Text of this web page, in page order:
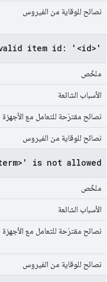
نصائح للوقاية من الفيروس
item id: '<id>'
ملخّص
الأسباب الشائعة
نصائح مقترَحة للتعامل مع الأجهزة
نصائح للوقاية من الفيروس
is not allowed
ملخّص
الأسباب الشائعة
نصائح مقترَحة للتعامل مع الأجهزة
نصائح للوقاية من الفيروس